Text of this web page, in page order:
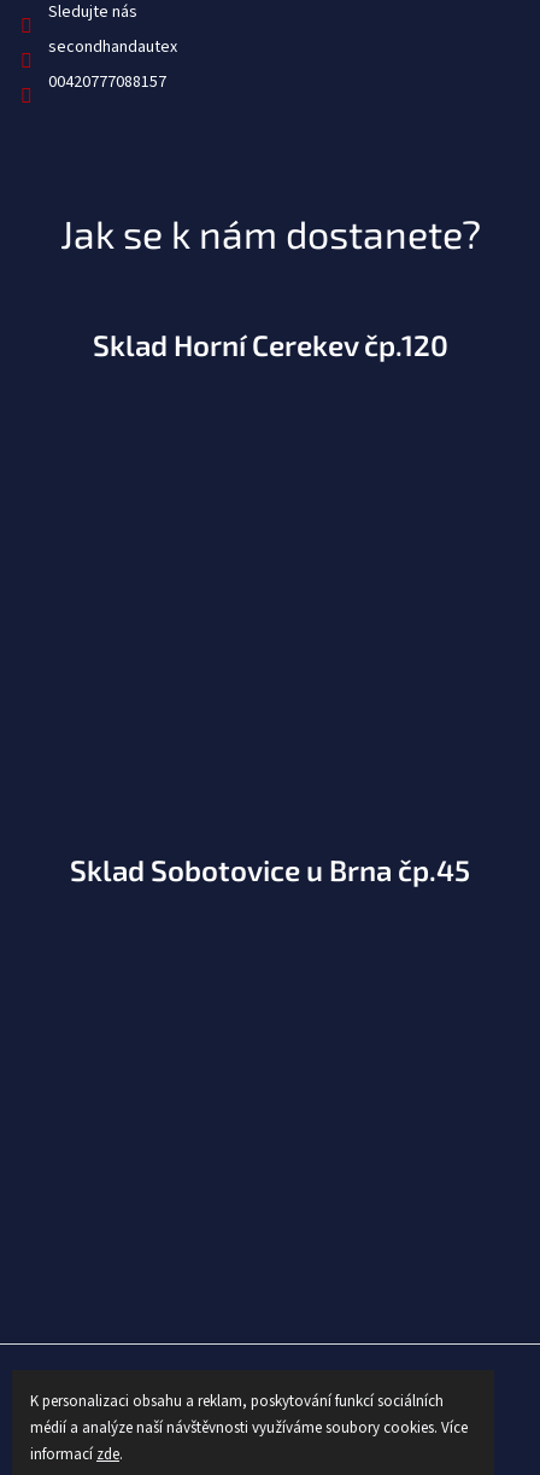
K personalizaci obsahu a reklam, poskytování funkcí sociálních
médií a analýze naší návštěvnosti využíváme soubory cookies. Více
informacízde.
Sledujte nás
secondhandautex
00420777088157
Jak se k nám dostanete?
Sklad Horní Cerekev čp.120
Sklad Sobotovice u Brna čp.45
Opracował Shoptet